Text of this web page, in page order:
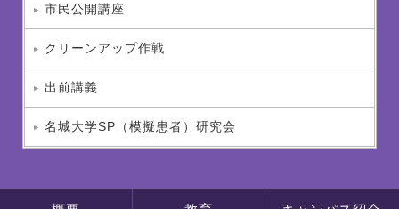
市民公開講座
クリーンアップ作戦
出前講義
名城大学SP（模擬患者）研究会